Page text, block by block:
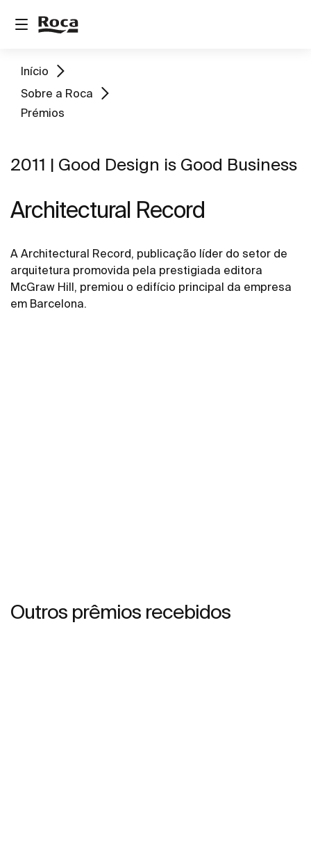
Início
Sobre a Roca
Prémios
2011 | Good Design is Good Business
Architectural Record
A Architectural Record, publicação líder do setor de
arquitetura promovida pela prestigiada editora
McGraw Hill, premiou o edifício principal da empresa
em Barcelona.
Outros prêmios recebidos